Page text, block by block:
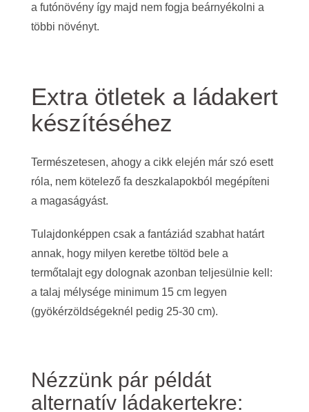
a futónövény így majd nem fogja beárnyékolni a
többi növényt.
Extra ötletek a ládakert
készítéséhez
Természetesen, ahogy a cikk elején már szó esett
róla, nem kötelező fa deszkalapokból megépíteni
a magaságyást.
Tulajdonképpen csak a fantáziád szabhat határt
annak, hogy milyen keretbe töltöd bele a
termőtalajt egy dolognak azonban teljesülnie kell:
a talaj mélysége minimum 15 cm legyen
(gyökérzöldségeknél pedig 25-30 cm).
Nézzünk pár példát
alternatív ládakertekre: